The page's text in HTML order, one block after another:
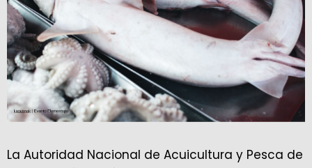
La Autoridad Nacional de Acuicultura y Pesca de